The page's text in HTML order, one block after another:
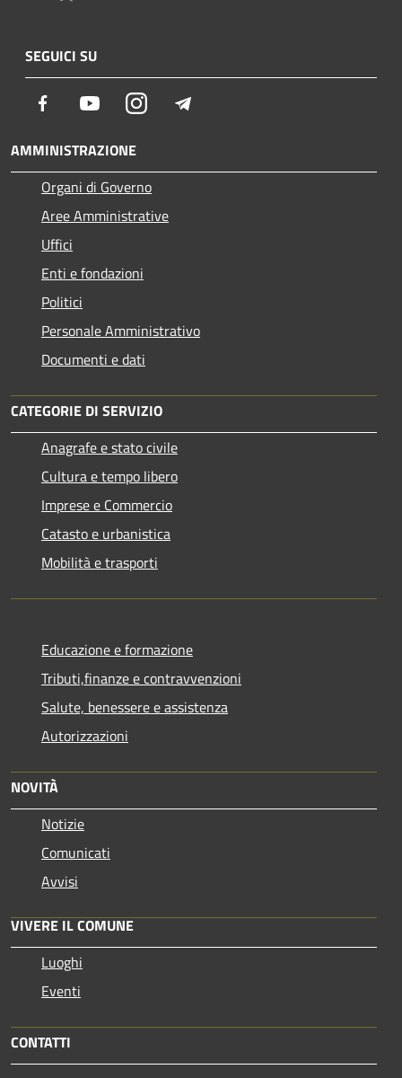
SEGUICI SU
Facebook YoutubeInstagram
AMMINISTRAZIONE
Organi di Governo
Aree Amministrative
Uffici
Enti e fondazioni
Politici
Personale Amministrativo
Documenti e dati
CATEGORIE DI SERVIZIO
Anagrafe e stato civile
Cultura e tempo libero
Imprese e Commercio
Catasto e urbanistica
Mobilità e trasporti
Educazione e formazione
Tributi,finanze e contravvenzioni
Salute, benessere e assistenza
Autorizzazioni
NOVITÀ
Notizie
Comunicati
Avvisi
VIVERE IL COMUNE
Luoghi
Eventi
CONTATTI